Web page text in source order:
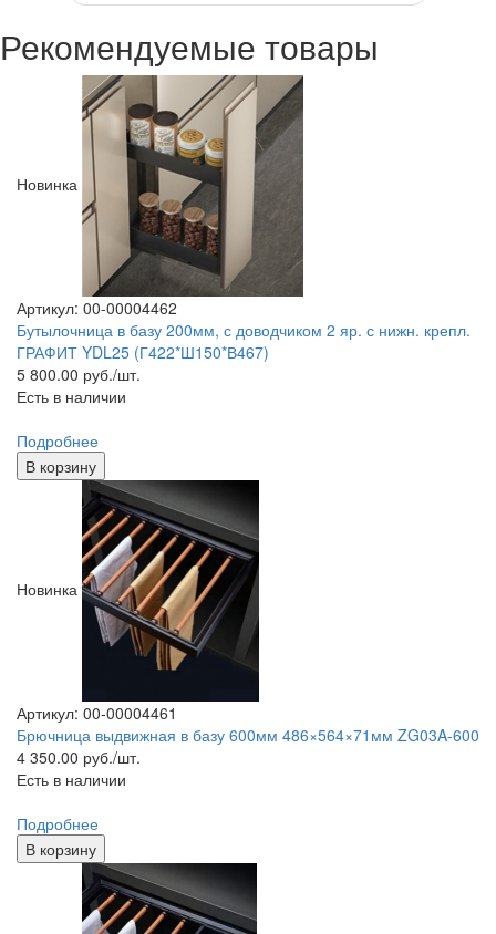
Рекомендуемые товары
Новинка
Артикул: 00-00004462
Бутылочница в базу 200мм, с доводчиком 2 яр. с нижн. крепл.
ГРАФИТ YDL25 (Г422*Ш150*В467)
5 800.00 руб./шт.
Есть в наличии
Подробнее
В корзину
Новинка
Артикул: 00-00004461
Брючница выдвижная в базу 600мм 486×564×71мм ZG03A-600
4 350.00 руб./шт.
Есть в наличии
Подробнее
В корзину